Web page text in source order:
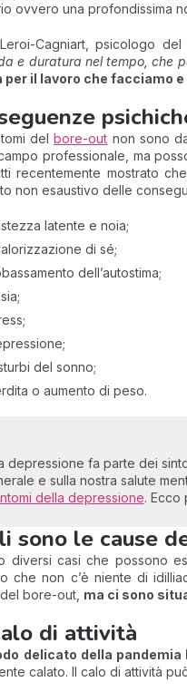
ovvero una profondissima
Cagniart, psicologo
e duratura nel tempo, che
per il lavoro che facciamo
delbore-out non sono
professionale, ma
recentemente mostrato che
non esaustivo delle
latente e noia;
di sé;
dell’autostima;
del sonno;
o aumento di peso.
depressione fa parte dei
e sulla nostra salute
della depressione. Ecco
sono le cause
diversi casi che possono
che non c’è niente di
bore-out, ma ci sono
di attività
delicato della
calato. Il calo di attività